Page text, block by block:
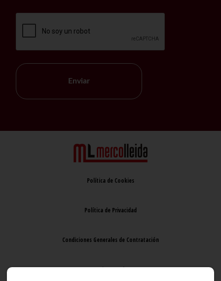
Enviar
Política de Cookies
Política de Privacidad
Condiciones Generales de Contratación
Aviso Legal